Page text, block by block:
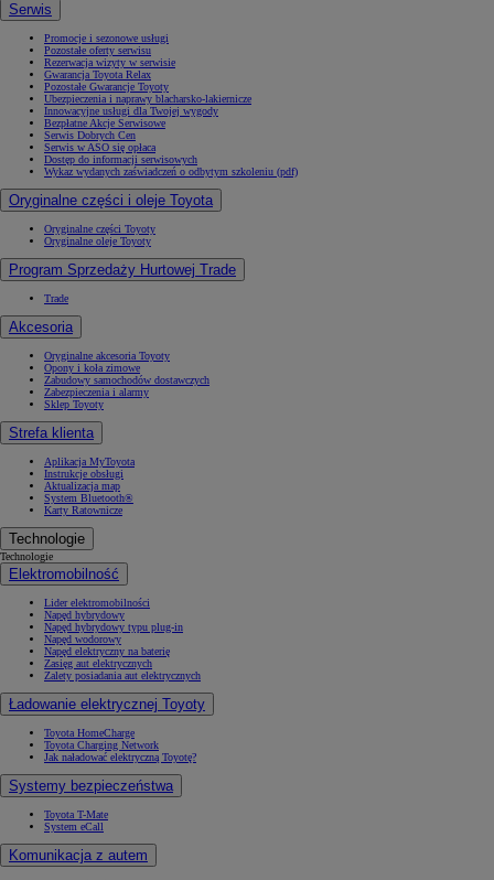
Serwis
Promocje i sezonowe usługi
Pozostałe oferty serwisu
Rezerwacja wizyty w serwisie
Gwarancja Toyota Relax
Pozostałe Gwarancje Toyoty
Ubezpieczenia i naprawy blacharsko-lakiernicze
Innowacyjne usługi dla Twojej wygody
Bezpłatne Akcje Serwisowe
Serwis Dobrych Cen
Serwis w ASO się opłaca
Dostęp do informacji serwisowych
Wykaz wydanych zaświadczeń o odbytym szkoleniu (pdf)
Oryginalne części i oleje Toyota
Oryginalne części Toyoty
Oryginalne oleje Toyoty
Program Sprzedaży Hurtowej Trade
Trade
Akcesoria
Oryginalne akcesoria Toyoty
Opony i koła zimowe
Zabudowy samochodów dostawczych
Zabezpieczenia i alarmy
Sklep Toyoty
Strefa klienta
Aplikacja MyToyota
Instrukcje obsługi
Aktualizacja map
System Bluetooth®
Karty Ratownicze
Technologie
Technologie
Elektromobilność
Lider elektromobilności
Napęd hybrydowy
Napęd hybrydowy typu plug-in
Napęd wodorowy
Napęd elektryczny na baterię
Zasięg aut elektrycznych
Zalety posiadania aut elektrycznych
Ładowanie elektrycznej Toyoty
Toyota HomeCharge
Toyota Charging Network
Jak naładować elektryczną Toyotę?
Systemy bezpieczeństwa
Toyota T-Mate
System eCall
Komunikacja z autem